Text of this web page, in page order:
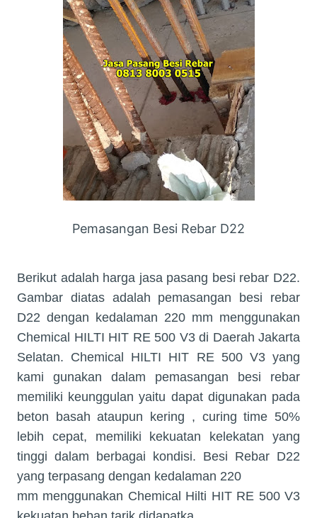
Pemasangan Besi Rebar D22
Berikut adalah harga jasa pasang besi rebar D22.
Gambar diatas adalah pemasangan besi rebar
D22 dengan kedalaman 220 mm menggunakan
Chemical HILTI HIT RE 500 V3 di Daerah Jakarta
Selatan. Chemical HILTI HIT RE 500 V3 yang
kami gunakan dalam pemasangan besi rebar
memiliki keunggulan yaitu dapat digunakan pada
beton basah ataupun kering , curing time 50%
lebih cepat, memiliki kekuatan kelekatan yang
tinggi dalam berbagai kondisi. Besi Rebar D22
yang terpasang dengan kedalaman 220
mm menggunakan Chemical Hilti HIT RE 500 V3